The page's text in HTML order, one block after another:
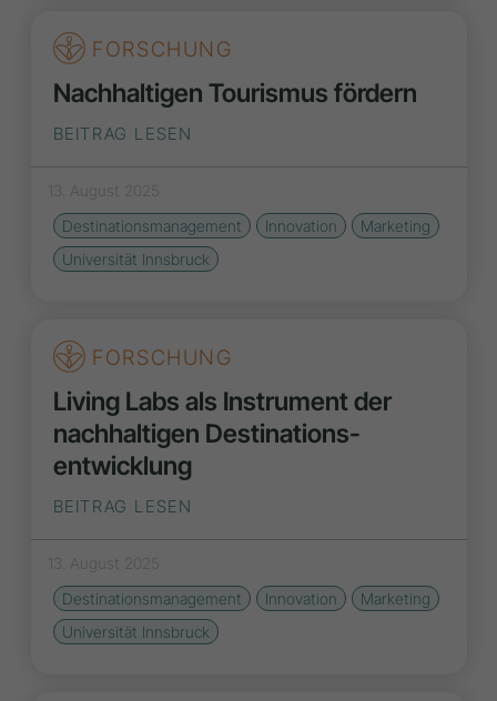
FORSCHUNG
Nachhaltigen Tourismus fördern
BEITRAG LESEN
13. August 2025
Destinationsmanagement
Innovation
Marketing
Universität Innsbruck
FORSCHUNG
Living Labs als Instrument der
nachhaltigen Destinations­
entwicklung
BEITRAG LESEN
13. August 2025
Destinationsmanagement
Innovation
Marketing
Universität Innsbruck